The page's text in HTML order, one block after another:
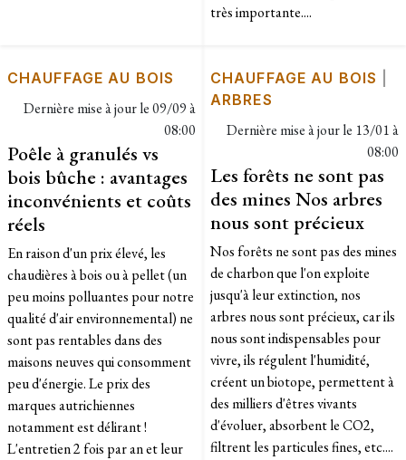
très importante....
CHAUFFAGE AU BOIS
Dernière mise à jour le09/09 à
08:00
Poêle à granulés vs
bois bûche : avantages
inconvénients et coûts
réels
En raison d'un prix élevé, les
chaudières à bois ou à pellet (un
peu moins polluantes pour notre
qualité d'air environnemental) ne
sont pas rentables dans des
maisons neuves qui consomment
peu d'énergie. Le prix des
marques autrichiennes
notamment est délirant !
L'entretien 2 fois par an et leur
CHAUFFAGE AU BOIS
ARBRES
Dernière mise à jour le 13/01 à
08:00
Les forêts ne sont pas
des mines Nos arbres
nous sont précieux
Nos forêts ne sont pas des mines
de charbon que l'on exploite
jusqu'à leur extinction, nos
arbres nous sont précieux, car ils
nous sont indispensables pour
vivre, ils régulent l'humidité,
créent un biotope, permettent à
des milliers d'êtres vivants
d'évoluer, absorbent le CO2,
filtrent les particules fines, etc....